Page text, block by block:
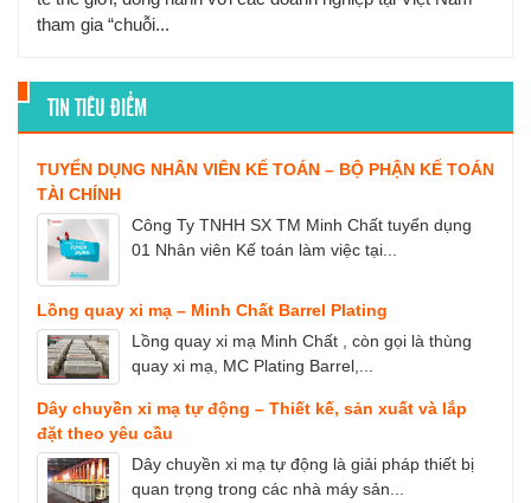
tham gia “chuỗi...
TIN TIÊU ĐIỂM
TUYỂN DỤNG NHÂN VIÊN KẾ TOÁN – BỘ PHẬN KẾ TOÁN
TÀI CHÍNH
Công Ty TNHH SX TM Minh Chất tuyển dụng
01 Nhân viên Kế toán làm việc tại...
Lồng quay xi mạ – Minh Chất Barrel Plating
Lồng quay xi mạ Minh Chất , còn gọi là thùng
quay xi mạ, MC Plating Barrel,...
Dây chuyền xi mạ tự động – Thiết kế, sản xuất và lắp
đặt theo yêu cầu
Dây chuyền xi mạ tự động là giải pháp thiết bị
quan trọng trong các nhà máy sản...